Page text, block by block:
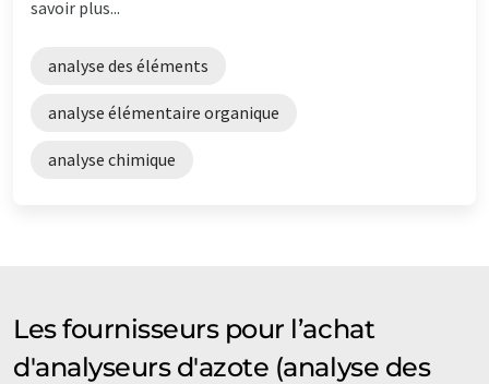
savoir plus...
analyse des éléments
analyse élémentaire organique
analyse chimique
Les fournisseurs pour l’achat
d'analyseurs d'azote (analyse des